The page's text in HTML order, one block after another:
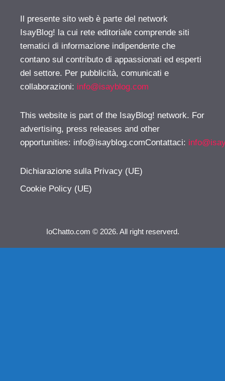
Il presente sito web è parte del network
IsayBlog! la cui rete editoriale comprende siti
tematici di informazione indipendente che
contano sul contributo di appassionati ed esperti
del settore. Per pubblicità, comunicati e
collaborazioni: info@isayblog.com
This website is part of the IsayBlog! network. For
advertising, press releases and other
opportunities: info@isayblog.comContattaci:
Dichiarazione sulla Privacy (UE)
Cookie Policy (UE)
IoChatto.com © 2026. All right reserverd.